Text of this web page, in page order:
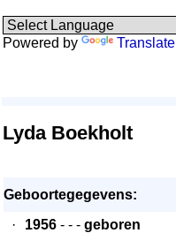
Powered by Translate
Lyda Boekholt
Geboortegegevens:
·
1956 - - - geboren